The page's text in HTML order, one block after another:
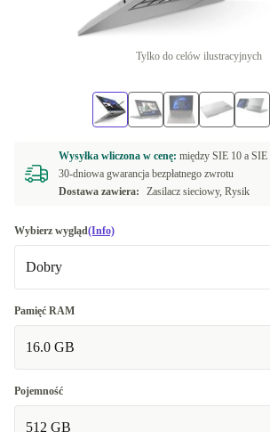
Tylko do celów ilustracyjnych
Wysyłka wliczona w cenę: między SIE 10 a SIE
30-dniowa gwarancja bezpłatnego zwrotu
Dostawa zawiera:
Zasilacz sieciowy, Rysik
Wybierz wygląd(Info)
Dobry
Dobry
Bardzo dobry
Doskonały
Pamięć RAM
16.0 GB
Pojemność
512 GB